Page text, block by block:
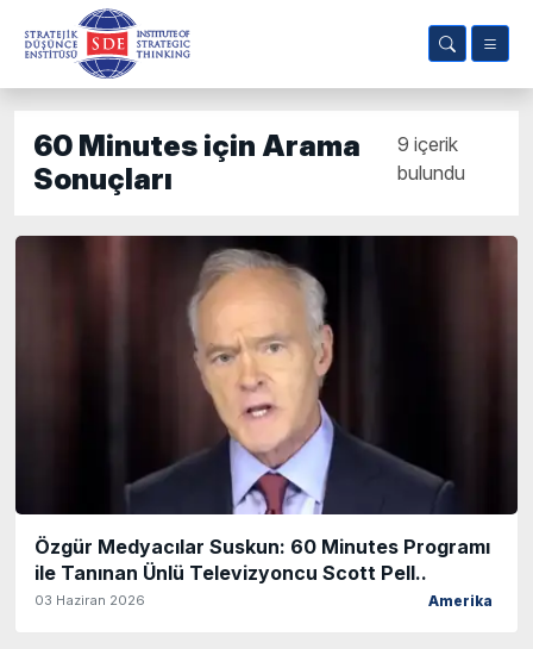
60 Minutes için Arama
Sonuçları
9 içerik
bulundu
Özgür Medyacılar Suskun: 60 Minutes Programı
ile Tanınan Ünlü Televizyoncu Scott Pell..
03 Haziran 2026 Amerika